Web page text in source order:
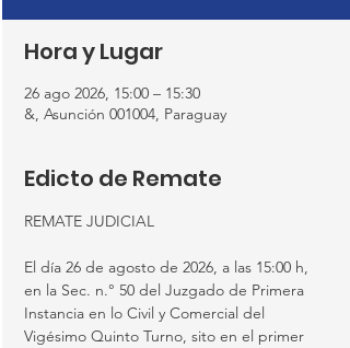
Hora y Lugar
26 ago 2026, 15:00 – 15:30
&, Asunción 001004, Paraguay
Edicto de Remate
REMATE JUDICIAL
El día 26 de agosto de 2026, a las 15:00 h,
en la Sec. n.° 50 del Juzgado de Primera
Instancia en lo Civil y Comercial del
Vigésimo Quinto Turno, sito en el primer